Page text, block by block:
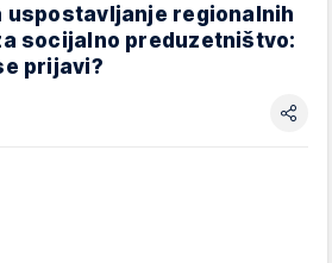
uspostavljanje regionalnih
socijalno preduzetništvo:
prijavi?